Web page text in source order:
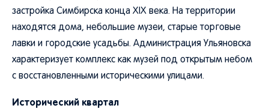
застройка Симбирска конца XIX века. На территории
находятся дома, небольшие музеи, старые торговые
лавки и городские усадьбы. Администрация Ульяновска
характеризует комплекс как музей под открытым небом
с восстановленными историческими улицами.
Исторический квартал